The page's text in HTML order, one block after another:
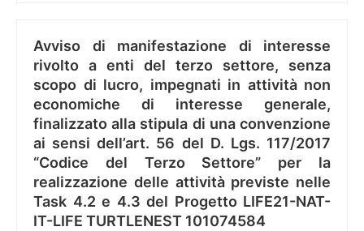
Avviso di manifestazione di interesse
rivolto a enti del terzo settore, senza
scopo di lucro, impegnati in attività non
economiche di interesse generale,
finalizzato alla stipula di una convenzione
ai sensi dell’art. 56 del D. Lgs. 117/2017
“Codice del Terzo Settore” per la
realizzazione delle attività previste nelle
Task 4.2 e 4.3 del Progetto LIFE21-NAT-
IT-LIFE TURTLENEST 101074584